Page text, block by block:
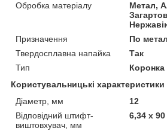
Обробка матеріалу
Метал,
Призначення
По
Твердосплавна напайка
Так
Тип
Користувальницькі характеристики
Діаметр, мм
12
Відповідний штифт-
виштовхувач, мм
6,34 x